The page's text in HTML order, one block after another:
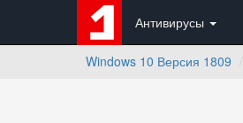
Антивирусы
Windows 10 Версия 1809